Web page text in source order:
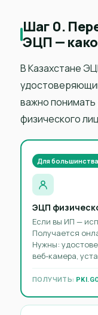
Шаг 0.
ЭЦП —
В Казахстане
важно
физического
Для
ЭЦП
Если вы ИП —
Получается
Нужны:
веб-камера,
ПОЛУЧИТЬ: